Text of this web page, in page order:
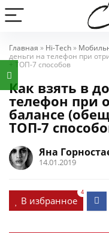
Главная » Hi-Tech»
деньги на телефон при
+ ТОП-7 способов
Как взять в
телефон при
балансе
ТОП-7
Яна
14.01.2019
В избранное
4